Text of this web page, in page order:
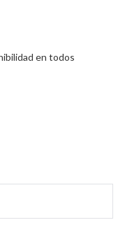
en todos